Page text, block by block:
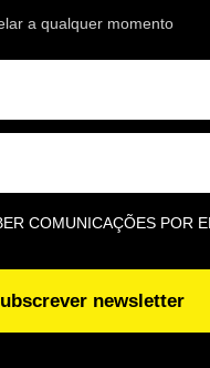
a qualquer momento
COMUNICAÇÕES POR
newsletter